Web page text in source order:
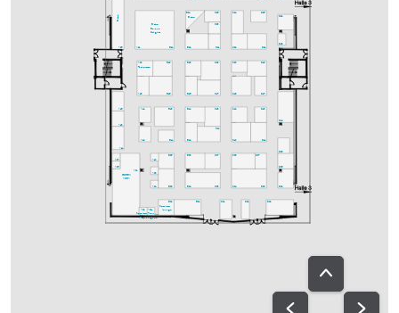
A12
B24
Bistro
A01
GREEN
AREA
A25
Bistro
A04
A07
A11
A02a
Ton-
ausgabe
C11
A13
C17
C10
D21
D04
C01
C18
D14
C07
C19
B12
C13
B16
C04 D03
D02
D11
B22
D17
B01
D07
B11
B15
B19
D06
D13
B18
A15
D22
D25
D01
A18
D19
B02
Speakers-
lounge
D18
B08
A20
Fachpresse
C21
C20
C25
C12
A21 B21
Bavaria
Bistro
Delights
B14
D08
C22
B04 C03
B13
C08
C23
A14
C24
B05
A08
A10
A02
Speakers-
Prep.
A05
B03